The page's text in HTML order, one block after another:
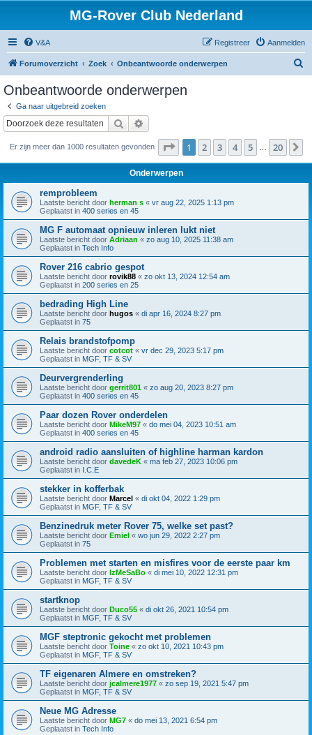
MG-Rover Club Nederland
V&A Aanmelden
Registreer
Forumoverzicht Zoek Onbeantwoorde onderwerpen
Onbeantwoorde onderwerpen
Ga naar uitgebreid zoeken
Zoek
Er zijn meer dan 1000 resultaten gevonden Pagina van 20
1 2 3 4 5 20
Onderwerpen
remprobleem
Laatste bericht door herman s « vr aug 22, 2025 1:13 pm
Geplaatst in 400 series en 45
MG F automaat opnieuw inleren lukt niet
Laatste bericht door Adriaan « zo aug 10, 2025 11:38 am
Geplaatst in Tech Info
Rover 216 cabrio gespot
Laatste bericht door rovik88 « zo okt 13, 2024 12:54 am
Geplaatst in 200 series en 25
bedrading High Line
Laatste bericht door hugos « di apr 16, 2024 8:27 pm
Geplaatst in 75
Relais brandstofpomp
Laatste bericht door cotcot « vr dec 29, 2023 5:17 pm
Geplaatst in MGF, TF & SV
Deurvergrenderling
Laatste bericht door gerrit801 « zo aug 20, 2023 8:27 pm
Geplaatst in 400 series en 45
Paar dozen Rover onderdelen
Laatste bericht door MikeM97 « do mei 04, 2023 10:51 am
Geplaatst in 400 series en 45
android radio aansluiten of highline harman kardon
Laatste bericht door davedeK « ma feb 27, 2023 10:06 pm
Geplaatst in I.C.E
stekker in kofferbak
Laatste bericht door Marcel « di okt 04, 2022 1:29 pm
Geplaatst in MGF, TF & SV
Benzinedruk meter Rover 75, welke set past?
Laatste bericht door Emiel « wo jun 29, 2022 2:27 pm
Geplaatst in 75
Problemen met starten en misfires voor de eerste paar km
Laatste bericht door IzMeSaBo « di mei 10, 2022 12:31 pm
Geplaatst in MGF, TF & SV
startknop
Laatste bericht door Duco55 « di okt 26, 2021 10:54 pm
Geplaatst in MGF, TF & SV
MGF steptronic gekocht met problemen
Laatste bericht door Toine « zo okt 10, 2021 10:43 pm
Geplaatst in MGF, TF & SV
TF eigenaren Almere en omstreken?
Laatste bericht door jcalmere1977 « zo sep 19, 2021 5:47 pm
Geplaatst in MGF, TF & SV
Neue MG Adresse
Laatste bericht door MG7 « do mei 13, 2021 6:54 pm
Geplaatst in Tech Info